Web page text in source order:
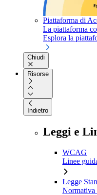
Piattaforma di
La piattaforma
Esplora la
Chiudi
Risorse
Indietro
Leggi e
WCAG
Linee
Legge
Normativa